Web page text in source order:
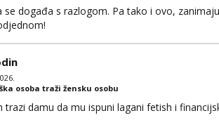
se događa s razlogom. Pa tako i ovo,
osoba traži žensku osobu
trazi damu da mu ispuni lagani fetish i